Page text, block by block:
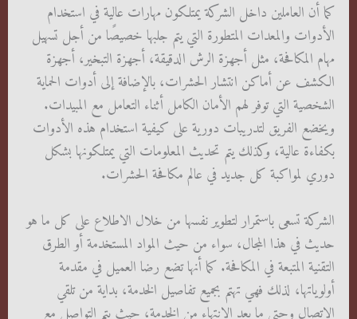
كما أن العاملين داخل الشركة يمتلكون مهارات عالية في استخدام
الأدوات والمعدات المتطورة التي يتم جلبها خصيصًا من أجل تسهيل
مهام المكافحة، مثل أجهزة الرش الدقيقة، أجهزة التبخير، أجهزة
الكشف عن أماكن انتشار الحشرات، بالإضافة إلى أدوات الحماية
الشخصية التي توفر لهم الأمان الكامل أثناء التعامل مع المبيدات.
ويخضع الفريق لتدريبات دورية على كيفية استخدام هذه الأدوات
بكفاءة عالية، وكذلك يتم تحديث المعلومات التي يمتلكونها بشكل
دوري لمواكبة كل جديد في عالم مكافحة الحشرات.
الشركة تسعى باستمرار لتطوير نفسها من خلال الاطلاع على كل ما هو
حديث في هذا المجال، سواء من حيث المواد المستخدمة أو الطرق
التقنية المتبعة في المكافحة. كما أنها تضع رضا العميل في مقدمة
أولوياتها، لذلك فهي تهتم بجميع تفاصيل الخدمة، بداية من تلقي
الاتصال وحتى ما بعد الانتهاء من الخدمة، حيث يتم التواصل مع